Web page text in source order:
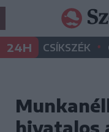
24H CSÍKSZÉK •
hivatalos